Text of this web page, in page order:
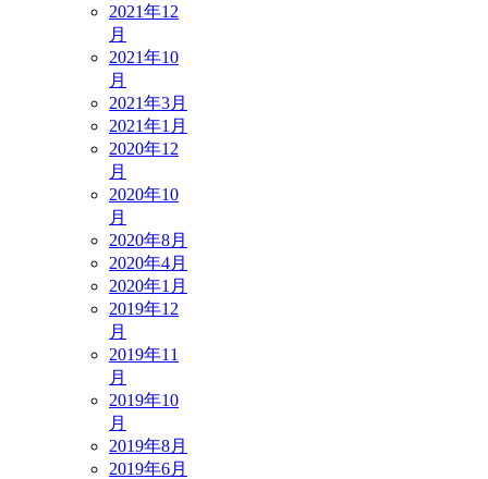
2021年12
月
2021年10
月
2021年3月
2021年1月
2020年12
月
2020年10
月
2020年8月
2020年4月
2020年1月
2019年12
月
2019年11
月
2019年10
月
2019年8月
2019年6月